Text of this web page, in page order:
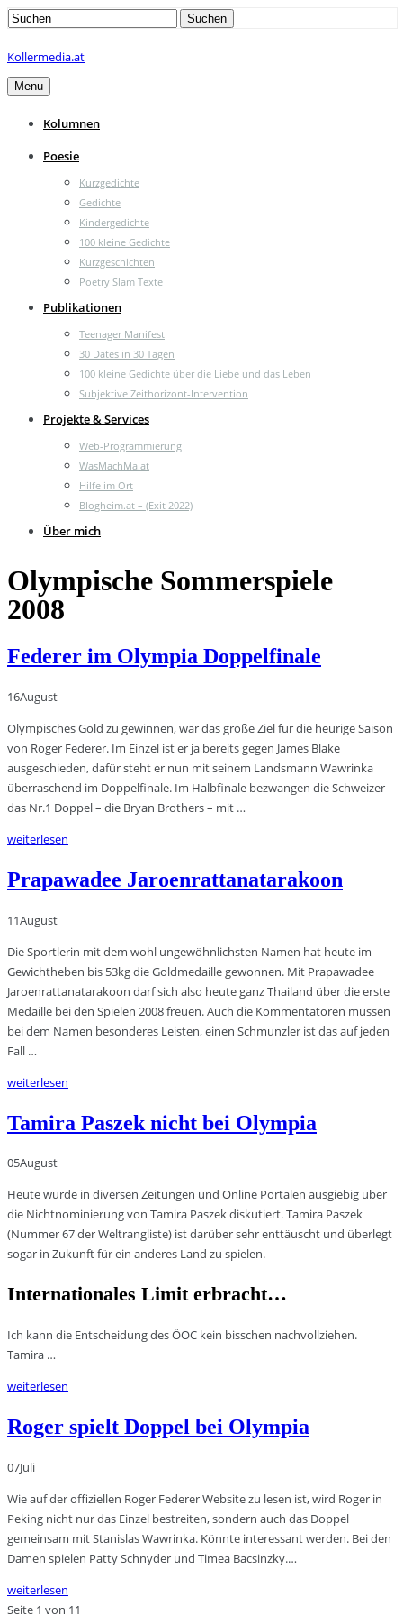
Search
Suchen
Kollermedia.at
Menu
Kolumnen
Poesie
Kurzgedichte
Gedichte
Kindergedichte
100 kleine Gedichte
Kurzgeschichten
Poetry Slam Texte
Publikationen
Teenager Manifest
30 Dates in 30 Tagen
100 kleine Gedichte über die Liebe und das Leben
Subjektive Zeithorizont-Intervention
Projekte & Services
Web-Programmierung
WasMachMa.at
Hilfe im Ort
Blogheim.at – (Exit 2022)
Über mich
Olympische Sommerspiele
2008
Federer im Olympia Doppelfinale
16August
Olympisches Gold zu gewinnen, war das große Ziel für die heurige Saison
von Roger Federer. Im Einzel ist er ja bereits gegen James Blake
ausgeschieden, dafür steht er nun mit seinem Landsmann Wawrinka
überraschend im Doppelfinale. Im Halbfinale bezwangen die Schweizer
das Nr.1 Doppel – die Bryan Brothers – mit …
weiterlesen
Prapawadee Jaroenrattanatarakoon
11August
Die Sportlerin mit dem wohl ungewöhnlichsten Namen hat heute im
Gewichtheben bis 53kg die Goldmedaille gewonnen. Mit Prapawadee
Jaroenrattanatarakoon darf sich also heute ganz Thailand über die erste
Medaille bei den Spielen 2008 freuen. Auch die Kommentatoren müssen
bei dem Namen besonderes Leisten, einen Schmunzler ist das auf jeden
Fall …
weiterlesen
Tamira Paszek nicht bei Olympia
05August
Heute wurde in diversen Zeitungen und Online Portalen ausgiebig über
die Nichtnominierung von Tamira Paszek diskutiert. Tamira Paszek
(Nummer 67 der Weltrangliste) ist darüber sehr enttäuscht und überlegt
sogar in Zukunft für ein anderes Land zu spielen.
Internationales Limit erbracht…
Ich kann die Entscheidung des ÖOC kein bisschen nachvollziehen.
Tamira …
weiterlesen
Roger spielt Doppel bei Olympia
07Juli
Wie auf der offiziellen Roger Federer Website zu lesen ist, wird Roger in
Peking nicht nur das Einzel bestreiten, sondern auch das Doppel
gemeinsam mit Stanislas Wawrinka. Könnte interessant werden. Bei den
Damen spielen Patty Schnyder und Timea Bacsinzky.…
weiterlesen
Seite 1 von 11